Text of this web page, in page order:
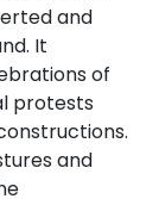
and
It
of
protests
and